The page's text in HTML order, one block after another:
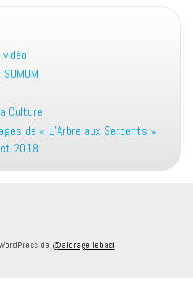
Culture
de « L’Arbre aux Serpents »
2018
de @aicragellebasi